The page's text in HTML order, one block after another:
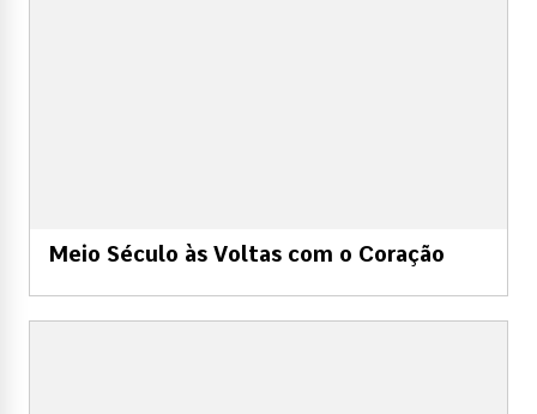
Meio Século às Voltas com o Coração